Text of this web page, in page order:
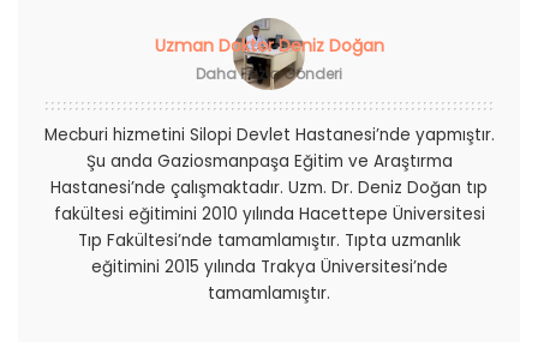
Uzman Doktor Deniz Doğan
Daha Fazla Gönderi
Mecburi hizmetini Silopi Devlet Hastanesi’nde yapmıştır.
Şu anda Gaziosmanpaşa Eğitim ve Araştırma
Hastanesi’nde çalışmaktadır. Uzm. Dr. Deniz Doğan tıp
fakültesi eğitimini 2010 yılında Hacettepe Üniversitesi
Tıp Fakültesi’nde tamamlamıştır. Tıpta uzmanlık
eğitimini 2015 yılında Trakya Üniversitesi’nde
tamamlamıştır.